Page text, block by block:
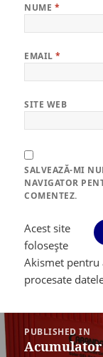
NUME *
EMAIL*
SITE WEB
SALVEAZĂ-MI
NAVIGATOR
COMENTEZ.
Acest site
folosește
Akismet
procesate
Navigare
în
articole
PUBLISHED IN
Acumulator